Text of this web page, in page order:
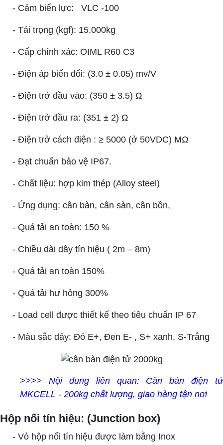
- Cảm biến lực: VLC -100
- Tải trọng (kgf): 15.000kg
- Cấp chính xác: OIML R60 C3
- Điện áp biến đổi: (3.0 ± 0.05) mv/V
- Điện trở đầu vào: (350 ± 3.5) Ω
- Điện trở đầu ra: (351 ± 2) Ω
- Điện trở cách điện : ≥ 5000 (ở 50VDC) MΩ
- Đạt chuẩn bảo vệ IP67.
- Chất liệu: hợp kim thép (Alloy steel)
- Ứng dụng: cân bàn, cân sàn, cân bồn,
- Quá tải an toàn: 150 %
- Chiều dài dây tín hiệu ( 2m – 8m)
- Quá tải an toàn 150%
- Quá tải hư hỏng 300%
- Load cell được thiết kế theo tiêu chuẩn IP 67
- Màu sắc dây: Đỏ E+, Đen E- , S+ xanh, S-Trắng
>>>> Nội dung liên quan: Cân bàn điện tử
MKCELL - 200kg chất lượng, giao hàng tận nơi
Hộp nối tín hiệu: (Junction box)
- Vỏ hộp nối tín hiệu được làm bằng Inox